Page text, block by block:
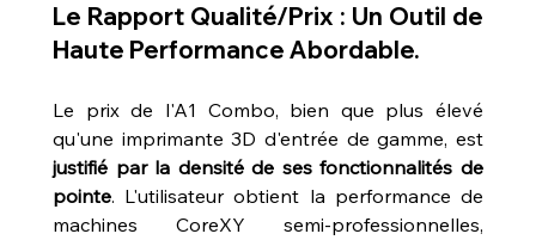
Le Rapport Qualité/Prix : Un Outil de
Haute Performance Abordable.
Le prix de l'A1 Combo, bien que plus élevé
justifié par la densité de ses fonctionnalités de
pointe. L'utilisateur obtient la performance de
machines CoreXY semi-professionnelles,